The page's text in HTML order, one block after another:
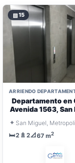
▧15
ARRIENDO
Departamento en
Avenida 1563, San
bodega.
⌖
🛏️2 🚿 2📐67 m2